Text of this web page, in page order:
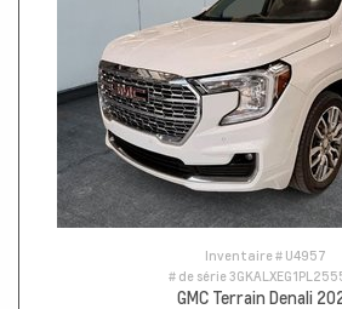
Inventaire # U4957
# de série
GMC Terrain Denali